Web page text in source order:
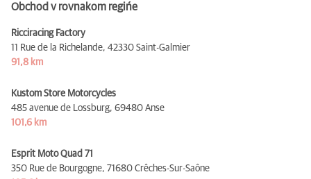
Obchod v rovnakom regińe
Ricciracing Factory
11 Rue de la Richelande, 42330 Saint-Galmier
91,8 km
Kustom Store Motorcycles
485 avenue de Lossburg, 69480 Anse
101,6 km
Esprit Moto Quad 71
350 Rue de Bourgogne, 71680 Crêches-Sur-Saône